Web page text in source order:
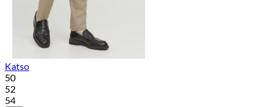
Katso
50
52
54